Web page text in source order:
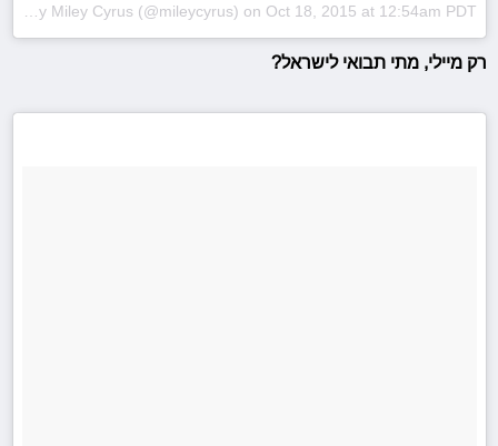
Oct 18, 2015 at 12:54am PDT
רק מיילי, מתי תבואי לישראל?